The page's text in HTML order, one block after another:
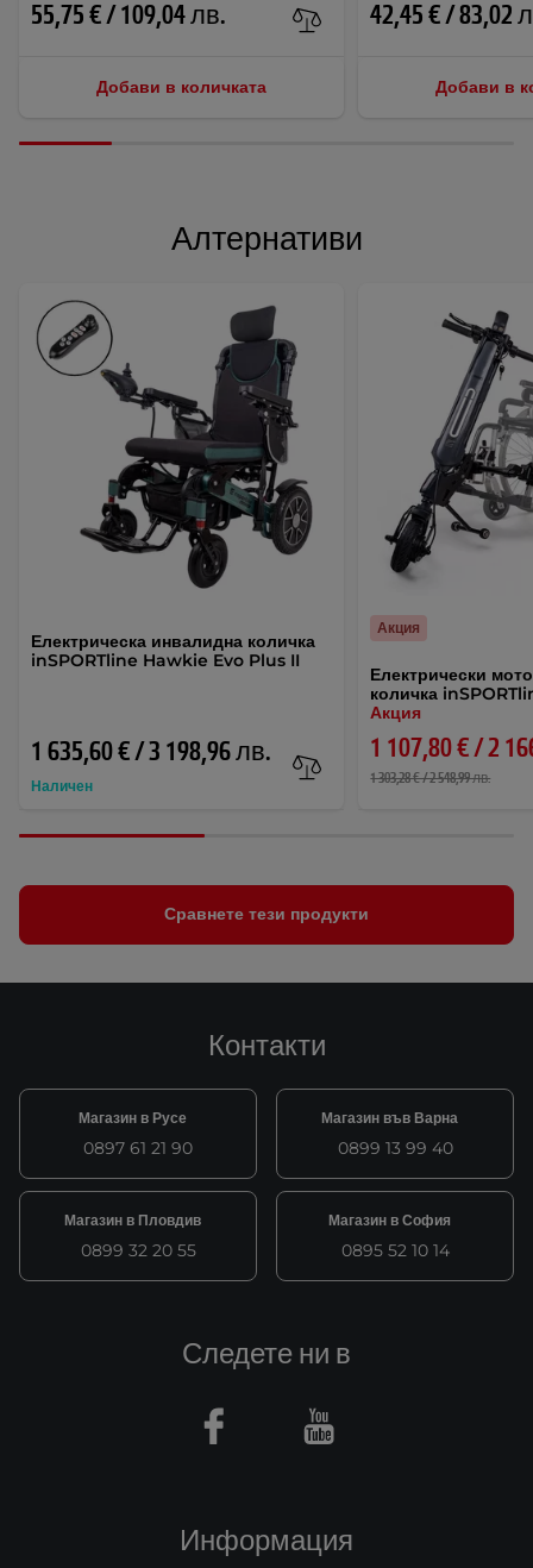
55,75 € / 109,04 лв.
Добави в количката
42,45 € / 83,02
Добави в
Алтернативи
Електрическа инвалидна количка
inSPORTline Hawkie Evo Plus II
1 635,60 € / 3 198,96 лв.
Наличен
Електрически
количка
Акция
1 107,80 € / 2
1 303,28 € / 2 548,99 лв.
Акция
Сравнете тези продукти
Контакти
Магазин в Русе
0897 61 21 90
Магазин във Варна
0899 13 99 40
Магазин в Пловдив
0899 32 20 55
Магазин в София
0895 52 10 14
Информация
Следете ни в
Facebook Youtube